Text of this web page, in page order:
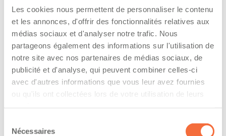
Les cookies nous permettent de personnaliser le contenu
et les annonces, d'offrir des fonctionnalités relatives aux
médias sociaux et d'analyser notre trafic. Nous
partageons également des informations sur l'utilisation de
notre site avec nos partenaires de médias sociaux, de
publicité et d'analyse, qui peuvent combiner celles-ci
avec d'autres informations que vous leur avez fournies
ou qu'ils ont collectées lors de votre utilisation de leurs
Nécessaires
The driver hold a driving licence from:
quebec
Has a vehicle registered in the following
province:
quebec